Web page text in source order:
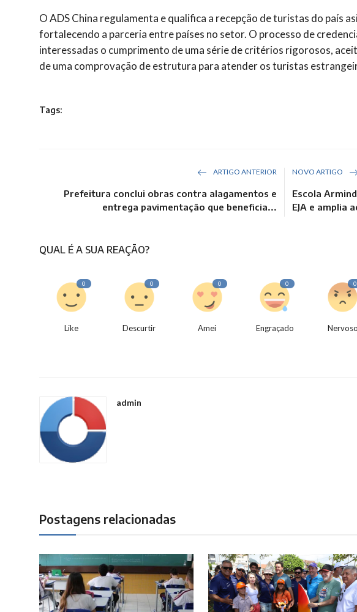
O ADS China regulamenta e qualifica a recepção de turistas do país
fortalecendo a parceria entre países no setor. O processo de
interessadas o cumprimento de uma série de critérios rigorosos,
de uma comprovação de estrutura para atender os turistas
Tags:
ARTIGO ANTERIOR
Prefeitura conclui obras contra alagamentos e
entrega pavimentação que beneficia...
NOVO ARTIGO
Escola
EJA e amplia
QUAL É A SUA REAÇÃO?
0
Like
0
Descurtir
0
Amei
0
Engraçado
0
Nervoso
admin
Postagens relacionadas